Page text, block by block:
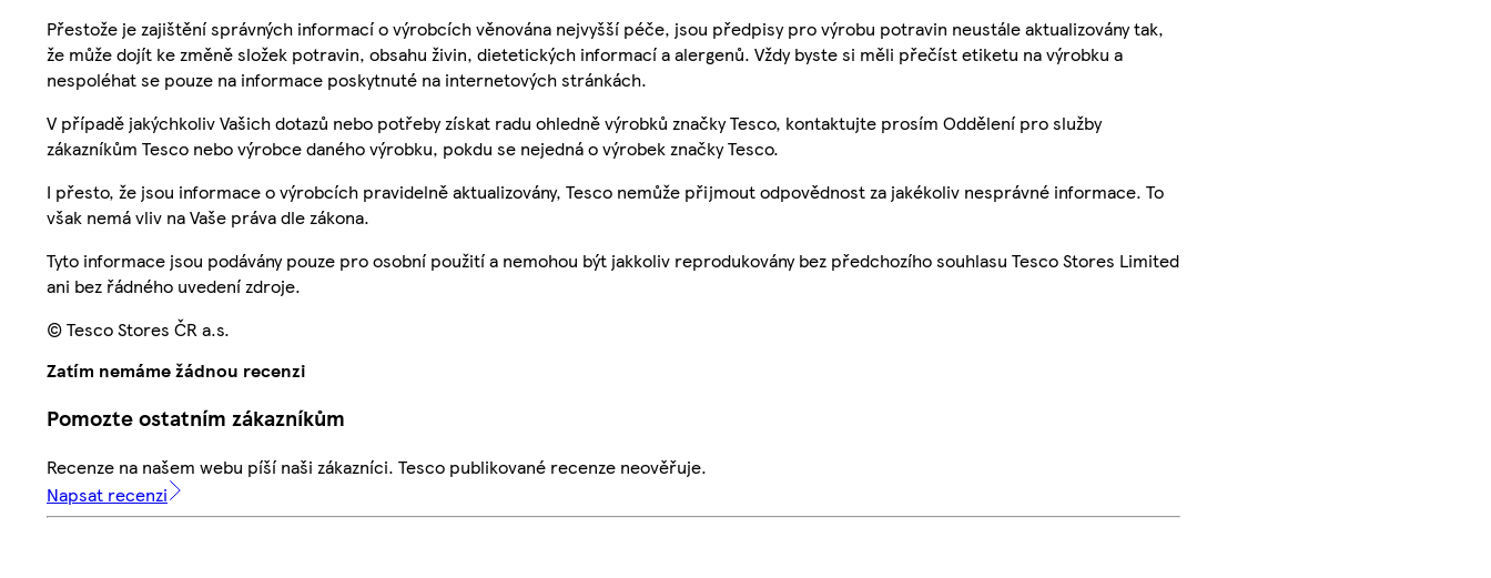
Přestože je zajištění správných informací o výrobcích věnována nejvyšší péče, jsou předpisy pro výrobu potravin neustále aktualizovány tak,
že může dojít ke změně složek potravin, obsahu živin, dietetických informací a alergenů. Vždy byste si měli přečíst etiketu na výrobku a
nespoléhat se pouze na informace poskytnuté na internetových stránkách.
V případě jakýchkoliv Vašich dotazů nebo potřeby získat radu ohledně výrobků značky Tesco, kontaktujte prosím Oddělení pro služby
zákazníkům Tesco nebo výrobce daného výrobku, pokdu se nejedná o výrobek značky Tesco.
I přesto, že jsou informace o výrobcích pravidelně aktualizovány, Tesco nemůže přijmout odpovědnost za jakékoliv nesprávné informace. To
však nemá vliv na Vaše práva dle zákona.
Tyto informace jsou podávány pouze pro osobní použití a nemohou být jakkoliv reprodukovány bez předchozího souhlasu Tesco Stores Limited
ani bez řádného uvedení zdroje.
© Tesco Stores ČR a.s.
Zatím nemáme žádnou recenzi
Pomozte ostatním zákazníkům
Recenze na našem webu píší naši zákazníci. Tesco publikované recenze neověřuje.
Napsat recenzi